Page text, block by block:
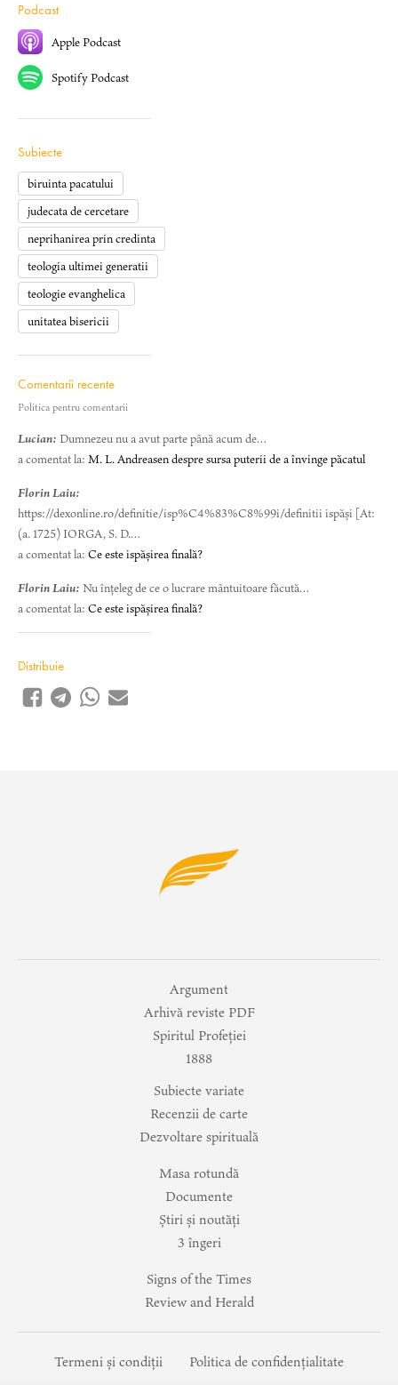
Podcast
Apple Podcast
Spotify Podcast
Subiecte
biruinta pacatului
judecata de cercetare
neprihanirea prin credinta
teologia ultimei generatii
teologie evanghelica
unitatea bisericii
Comentarii recente
Politica pentru comentarii
Lucian: Dumnezeu nu a avut parte până acum de…
a comentat la: M. L. Andreasen despre sursa puterii de a învinge păcatul
Florin Laiu:
https://dexonline.ro/definitie/isp%C4%83%C8%99i/definitii ispăși [At:
(a. 1725) IORGA, S. D.…
a comentat la: Ce este ispășirea finală?
Florin Laiu: Nu înțeleg de ce o lucrare mântuitoare făcută…
a comentat la: Ce este ispășirea finală?
Distribuie
Argument
Arhivă reviste PDF
Spiritul Profeției
1888
Subiecte variate
Recenzii de carte
Dezvoltare spirituală
Masa rotundă
Documente
Știri și noutăți
3 îngeri
Signs of the Times
Review and Herald
Termeni și condiții Politica de confidențialitate